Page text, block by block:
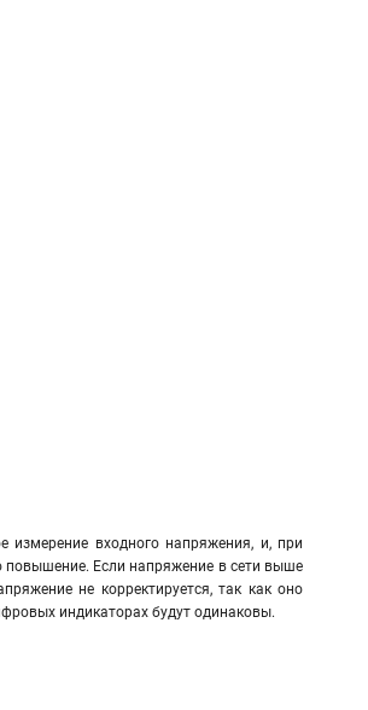
входного напряжения, и, при
повышение. Если напряжение в сети выше
не корректируется, так как оно
индикаторах будут одинаковы.